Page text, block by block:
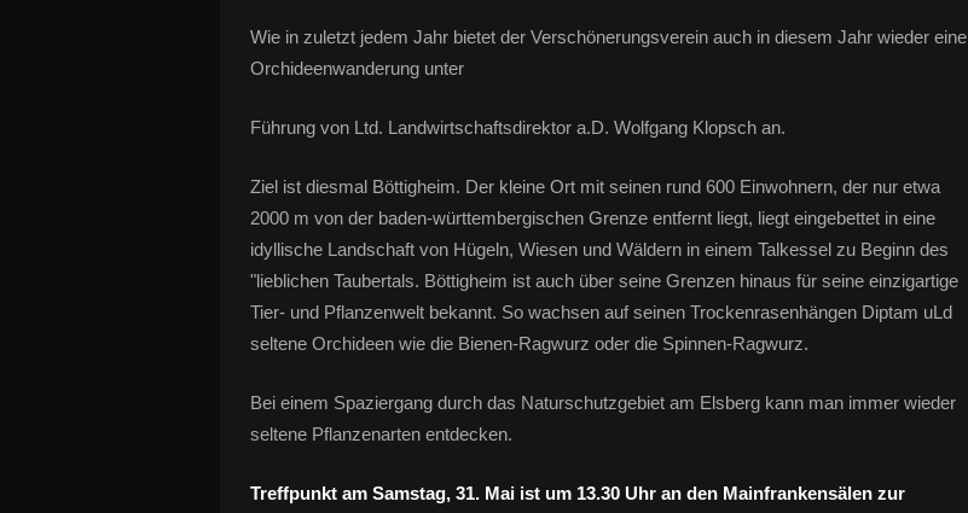
Wie in zuletzt jedem Jahr bietet der Verschönerungsverein auch in diesem Jahr wieder eine
Orchideenwanderung unter
Führung von Ltd. Landwirtschaftsdirektor a.D. Wolfgang Klopsch an.
Ziel ist diesmal Böttigheim. Der kleine Ort mit seinen rund 600 Einwohnern, der nur etwa
2000 m von der baden-württembergischen Grenze entfernt liegt, liegt eingebettet in eine
idyllische Landschaft von Hügeln, Wiesen und Wäldern in einem Talkessel zu Beginn des
"lieblichen Taubertals. Böttigheim ist auch über seine Grenzen hinaus für seine einzigartige
Tier- und Pflanzenwelt bekannt. So wachsen auf seinen Trockenrasenhängen Diptam uLd
seltene Orchideen wie die Bienen-Ragwurz oder die Spinnen-Ragwurz.
Bei einem Spaziergang durch das Naturschutzgebiet am Elsberg kann man immer wieder
seltene Pflanzenarten entdecken.
Treffpunkt am Samstag, 31. Mai ist um 13.30 Uhr an den Mainfrankensälen zur